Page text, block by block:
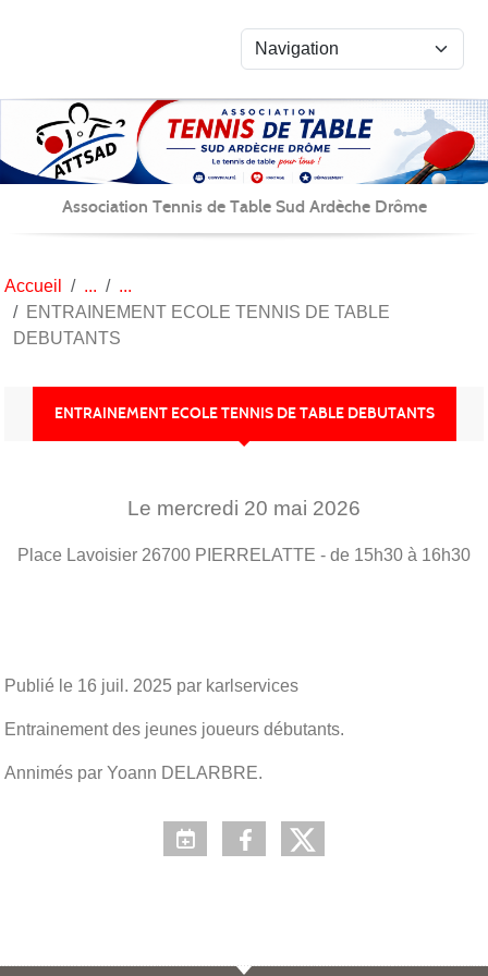
Association Tennis de Table Sud Ardèche Drôme
Accueil
ENTRAINEMENT ECOLE TENNIS DE TABLE
DEBUTANTS
ENTRAINEMENT ECOLE TENNIS DE TABLE DEBUTANTS
Le mercredi 20 mai 2026
Place Lavoisier 26700 PIERRELATTE - de 15h30 à 16h30
Publié le 16 juil. 2025 par karlservices
Entrainement des jeunes joueurs débutants.
Annimés par Yoann DELARBRE.